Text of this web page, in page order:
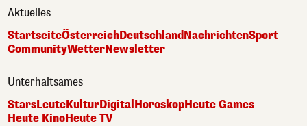
Aktuelles
StartseiteÖsterreichDeutschlandNachrichtenSport
CommunityWetterNewsletter
Unterhaltsames
StarsLeuteKulturDigital HoroskopHeute Games
Heute KinoHeute TV